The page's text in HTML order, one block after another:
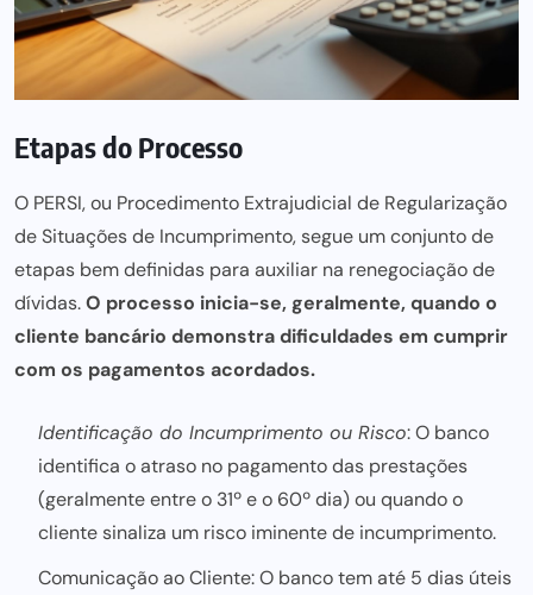
Etapas do Processo
O PERSI, ou Procedimento Extrajudicial de Regularização
de Situações de Incumprimento, segue um conjunto de
etapas bem definidas para auxiliar na renegociação de
dívidas.O processo inicia-se, geralmente, quando o
cliente bancário demonstra dificuldades em cumprir
com os pagamentos acordados.
Identificação do Incumprimento ou Risco: O banco
identifica o atraso no pagamento das prestações
(geralmente entre o 31º e o 60º dia) ou quando o
cliente sinaliza um risco iminente de incumprimento.
Comunicação ao Cliente: O banco tem até 5 dias úteis